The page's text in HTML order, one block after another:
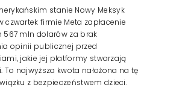
stanie Nowy Meksyk
czwartek firmie Meta zapłacenie
567 mln dolarów za brak
opinii publicznej przed
jakie jej platformy stwarzają
To najwyższa kwota nałożona na tę
z bezpieczeństwem dzieci.